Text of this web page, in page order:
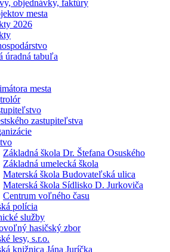
objednávky, faktúry
mesta
2026
úradná tabuľa
mesta
zastupiteľstva
Základná škola Dr. Štefana Osuského
Základná umelecká škola
Materská škola Budovateľská ulica
Materská škola Sídlisko D. Jurkoviča
Centrum voľného času
polícia
služby
hasičský zbor
lesy, s.r.o.
knižnica Jána Juríčka